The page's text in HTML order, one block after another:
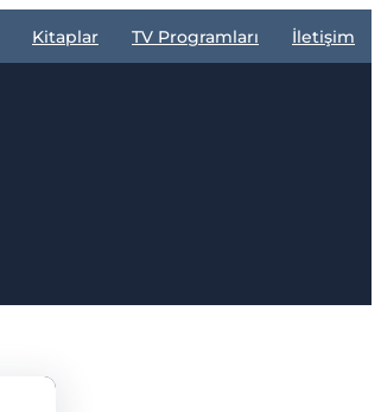
Kitaplar TV Programları İletişim